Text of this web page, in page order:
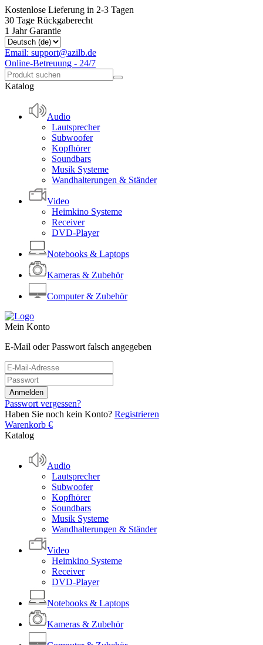
Kostenlose Lieferung in 2-3 Tagen
30 Tage Rückgaberecht
1 Jahr Garantie
Email: support@azilb.de
Online-Betreuung - 24/7
Katalog
Audio
Lautsprecher
Subwoofer
Kopfhörer
Soundbars
Musik Systeme
Wandhalterungen & Ständer
Video
Heimkino Systeme
Receiver
DVD-Player
Notebooks & Laptops
Kameras & Zubehör
Computer & Zubehör
Mein Konto
E-Mail oder Passwort falsch angegeben
Passwort vergessen?
Haben Sie noch kein Konto? Registrieren
Warenkorb €
Katalog
Audio
Lautsprecher
Subwoofer
Kopfhörer
Soundbars
Musik Systeme
Wandhalterungen & Ständer
Video
Heimkino Systeme
Receiver
DVD-Player
Notebooks & Laptops
Kameras & Zubehör